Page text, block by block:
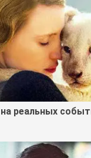
реальных